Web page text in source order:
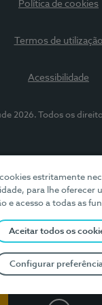
estritamente
para lhe oferecer
e acesso a todas as
Aceitar todos os
Configurar
Política de cookies
Termos de utilização
Acessibilidade
2026. Todos os